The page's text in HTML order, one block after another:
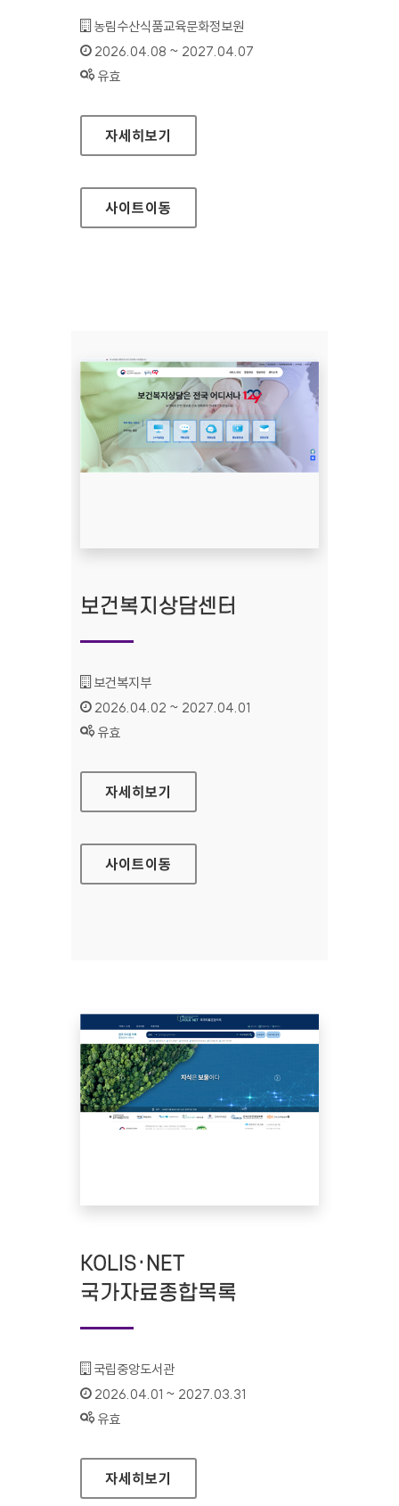
기관명 :
농림수산식품교육문화정보원
인증기간 :
2026.04.08 ~ 2027.04.07
상태 :
유효
모두가도시농부
자세히보기
사이트이동
보건복지상담센터
기관명 :
보건복지부
인증기간 :
2026.04.02 ~ 2027.04.01
상태 :
유효
보건복지상담센터
자세히보기
사이트이동
KOLIS·NET
국가자료종합목록
기관명 :
국립중앙도서관
인증기간 :
2026.04.01 ~ 2027.03.31
상태 :
유효
KOLIS·NET 국가자료종합목록
자세히보기